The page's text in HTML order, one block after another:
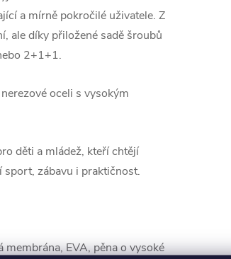
a mírně pokročilé uživatele. Z
ale díky přiložené sadě šroubů
2+1+1.
oceli s vysokým
děti a mládež, kteří chtějí
sport, zábavu i praktičnost.
EVA, pěna o vysoké